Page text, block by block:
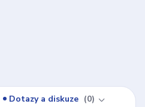
Dotazy a diskuze
0